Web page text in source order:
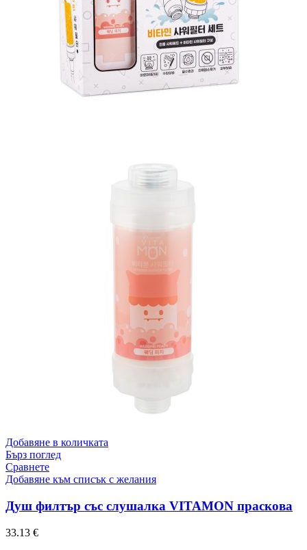
Добавяне в количката
Бърз поглед
Сравнете
Добавяне към списък с желания
Душ филтър със слушалка VITAMON праскова
33.13 €